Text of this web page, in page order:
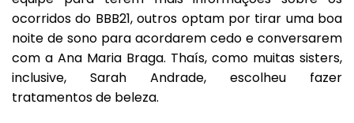
ocorridos do BBB21, outros optam por tirar uma boa
noite de sono para acordarem cedo e conversarem
com a Ana Maria Braga. Thaís, como muitas sisters,
inclusive, Sarah Andrade, escolheu fazer
tratamentos de beleza.